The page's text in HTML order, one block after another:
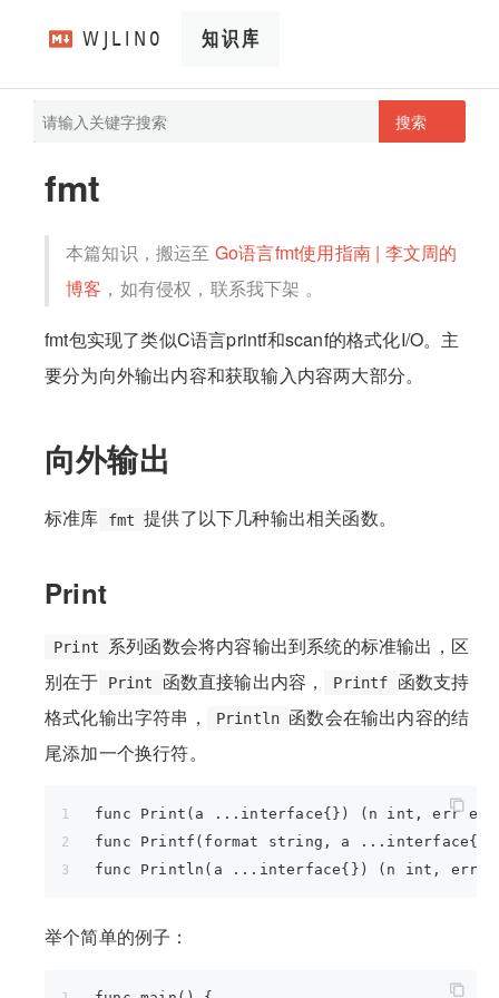
搜索
fmt
本篇知识，搬运至 Go语言fmt使用指南 | 李文周的
博客 ，如有侵权，联系我下架 。
fmt包实现了类似C语言printf和scanf的格式化I/O。主
要分为向外输出内容和获取输入内容两大部分。
向外输出
标准库 fmt 提供了以下几种输出相关函数。
Print
Print
系列函数会将内容输出到系统的标准输出，区
别在于
Print 函数直接输出内容， Printf
函数支持
格式化输出字符串，
Println 函数会在输出内容的结
尾添加一个换行符。
func Print(a ...interface{}) (n int, err
func Printf(format string, a
func Println(a ...interface{}) (n int, err
举个简单的例子：